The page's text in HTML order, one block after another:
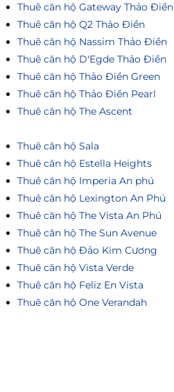
Thuê căn hộ Gateway Thảo Điền
Thuê căn hộ Q2 Thảo Điền
Thuê căn hộ Nassim Thảo Điền
Thuê căn hộ D'Egde Thảo Điền
Thuê căn hộ Thảo Điền Green
Thuê căn hộ Thảo Điền Pearl
Thuê căn hộ The Ascent
Thuê căn hộ Sala
Thuê căn hộ Estella Heights
Thuê căn hộ Imperia An phú
Thuê căn hộ Lexington An Phú
Thuê căn hộ The Vista An Phú
Thuê căn hộ The Sun Avenue
Thuê căn hộ Đảo Kim Cương
Thuê căn hộ Vista Verde
Thuê căn hộ Feliz En Vista
Thuê căn hộ One Verandah